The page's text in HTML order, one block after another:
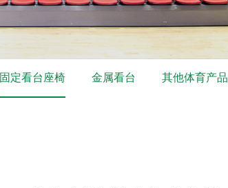
固定看台座椅 金属看台 其他体育产品